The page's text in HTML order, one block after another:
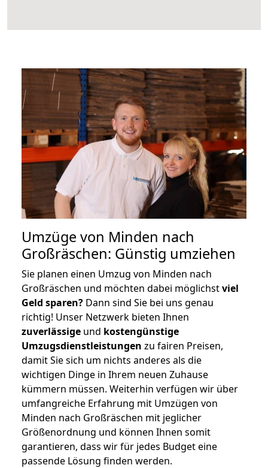
Umzüge von Minden nach
Großräschen: Günstig umziehen
Sie planen einen Umzug von Minden nach
Großräschen und möchten dabei möglichstviel
Geld sparen? Dann sind Sie bei uns genau
richtig! Unser Netzwerk bieten Ihnen
zuverlässige und kostengünstige
Umzugsdienstleistungen zu fairen Preisen,
damit Sie sich um nichts anderes als die
wichtigen Dinge in Ihrem neuen Zuhause
kümmern müssen. Weiterhin verfügen wir über
umfangreiche Erfahrung mit Umzügen von
Minden nach Großräschen mit jeglicher
Größenordnung und können Ihnen somit
garantieren, dass wir für jedes Budget eine
passende Lösung finden werden.